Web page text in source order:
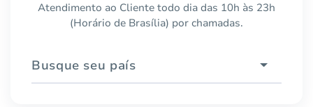
Atendimento ao Cliente todo dia das 10h às 23h
(Horário de Brasília) por chamadas.
Busque seu país